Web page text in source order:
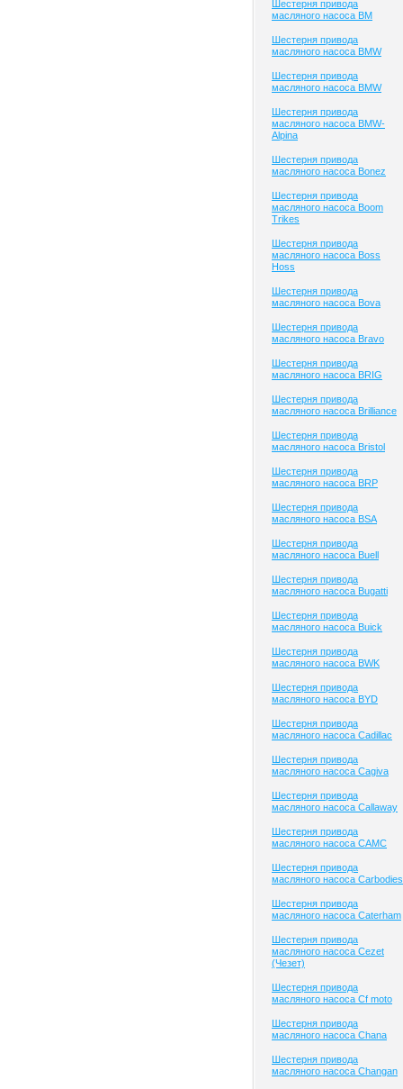
Шестерня привода
масляного насоса BM
Шестерня привода
масляного насоса BMW
Шестерня привода
масляного насоса BMW
Шестерня привода
масляного насоса BMW-
Alpina
Шестерня привода
масляного насоса Bonez
Шестерня привода
масляного насоса Boom
Trikes
Шестерня привода
масляного насоса Boss
Hoss
Шестерня привода
масляного насоса Bova
Шестерня привода
масляного насоса Bravo
Шестерня привода
масляного насоса BRIG
Шестерня привода
масляного насоса Brilliance
Шестерня привода
масляного насоса Bristol
Шестерня привода
масляного насоса BRP
Шестерня привода
масляного насоса BSA
Шестерня привода
масляного насоса Buell
Шестерня привода
масляного насоса Bugatti
Шестерня привода
масляного насоса Buick
Шестерня привода
масляного насоса BWK
Шестерня привода
масляного насоса BYD
Шестерня привода
масляного насоса Cadillac
Шестерня привода
масляного насоса Cagiva
Шестерня привода
масляного насоса Callaway
Шестерня привода
масляного насоса CAMC
Шестерня привода
масляного насоса Carbodies
Шестерня привода
масляного насоса Caterham
Шестерня привода
масляного насоса Cezet
(Чезет)
Шестерня привода
масляного насоса Cf moto
Шестерня привода
масляного насоса Chana
Шестерня привода
масляного насоса Changan